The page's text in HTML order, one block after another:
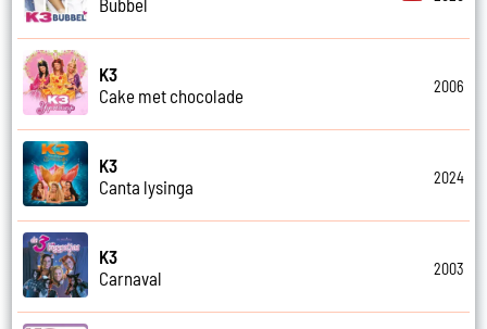
K3
Cake met chocolade
2006
K3
Canta lysinga
2024
K3
Carnaval
2003